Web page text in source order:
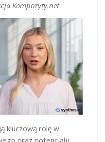
Kompozyty.net
kluczową rolę w
oraz potencjału